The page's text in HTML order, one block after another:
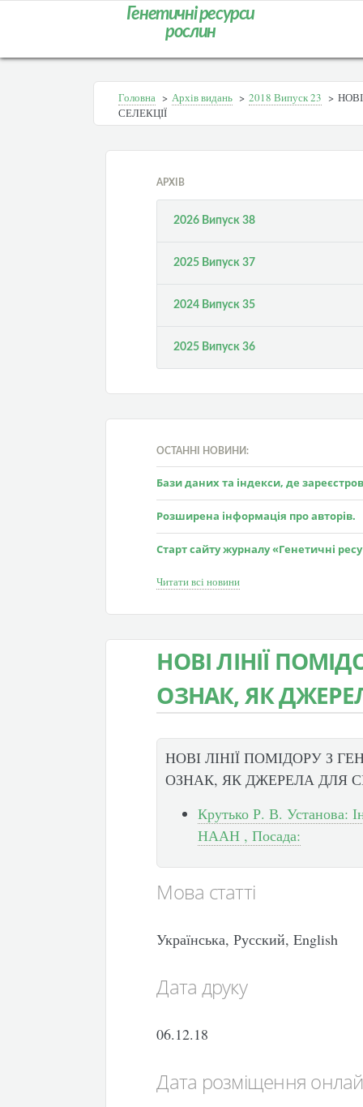
Генетичні ресурси
рослин
Головна > Архів видань > 2018 Випуск 23 >
СЕЛЕКЦІЇ
АРХІВ
2026 Випуск 38
2025 Випуск 37
2024 Випуск 35
2025 Випуск 36
ОСТАННІ НОВИНИ:
Бази даних та індекси, де
Розширена інформація про авторів.
Старт сайту журналу «Генетичні
Читати всі новини
НОВІ ЛІНІЇ
ОЗНАК, ЯК
НОВІ ЛІНІЇ ПОМІДОРУ З
ОЗНАК, ЯК ДЖЕРЕЛА ДЛЯ
Крутько Р. В. Установа:
НААН , Посада:
Мова статті
Українська, Русский, English
Дата друку
06.12.18
Дата розміщення